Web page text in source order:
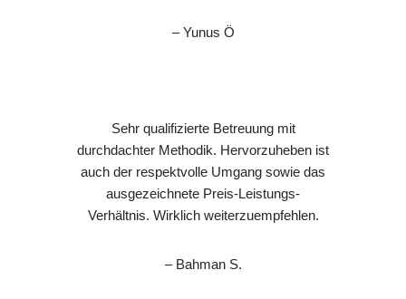
– Yunus Ö
Sehr qualifizierte Betreuung mit
durchdachter Methodik. Hervorzuheben ist
auch der respektvolle Umgang sowie das
ausgezeichnete Preis-Leistungs-
Verhältnis. Wirklich weiterzuempfehlen.
– Bahman S.